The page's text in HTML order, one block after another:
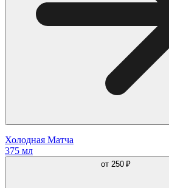
Холодная Матча
375 мл
от 250 ₽